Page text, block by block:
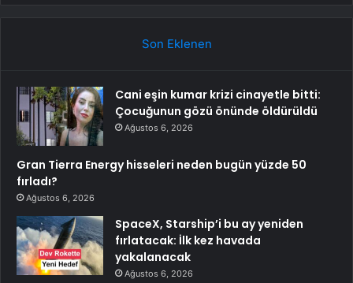
Son Eklenen
Cani eşin kumar krizi cinayetle bitti:
Çocuğunun gözü önünde öldürüldü
Ağustos 6, 2026
Gran Tierra Energy hisseleri neden bugün yüzde 50
fırladı?
Ağustos 6, 2026
SpaceX, Starship’i bu ay yeniden
fırlatacak: İlk kez havada
yakalanacak
Ağustos 6, 2026